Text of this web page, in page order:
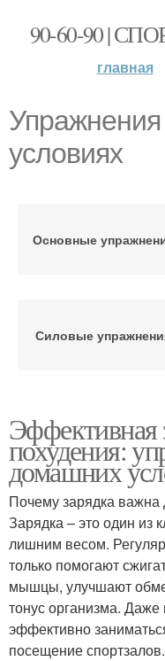
90-60-90 |
главная
условиях
Основные
Силовые
специального
оборудования
Зарядки в
условиях
Упражнения против
галифе
Эффективная
похудения:
домашних
Почему зарядка важна
Зарядка – это один из
лишним весом.
только помогают
мышцы, улучшают
тонус организма.
эффективно
посещение спортзалов.